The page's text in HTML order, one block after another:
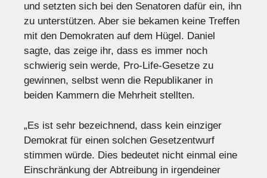
und setzten sich bei den Senatoren dafür ein, ihn
zu unterstützen. Aber sie bekamen keine Treffen
mit den Demokraten auf dem Hügel. Daniel
sagte, das zeige ihr, dass es immer noch
schwierig sein werde, Pro-Life-Gesetze zu
gewinnen, selbst wenn die Republikaner in
beiden Kammern die Mehrheit stellten.
„Es ist sehr bezeichnend, dass kein einziger
Demokrat für einen solchen Gesetzentwurf
stimmen würde. Dies bedeutet nicht einmal eine
Einschränkung der Abtreibung in irgendeiner